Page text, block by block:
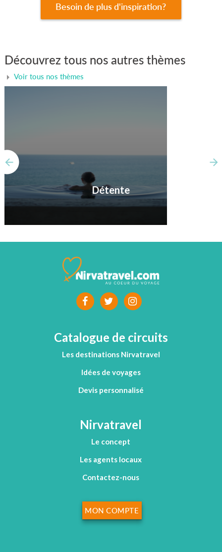
Besoin de plus d'inspiration?
Découvrez tous nos autres thèmes
Voir tous nos thèmes
Détente
Catalogue de circuits
Les destinations Nirvatravel
Idées de voyages
Devis personnalisé
MON COMPTE
Nirvatravel
Le concept
Les agents locaux
Contactez-nous